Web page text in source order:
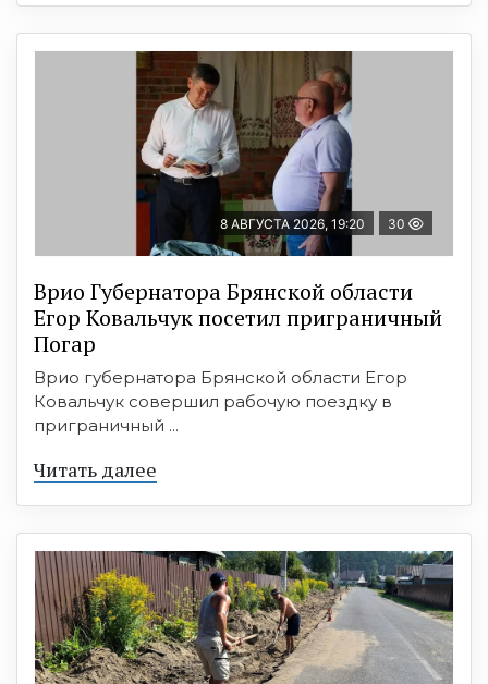
8 АВГУСТА 2026, 19:20 30
Врио Губернатора Брянской области
Егор Ковальчук посетил приграничный
Погар
Врио губернатора Брянской области Егор
Ковальчук совершил рабочую поездку в
приграничный ...
Читать далее